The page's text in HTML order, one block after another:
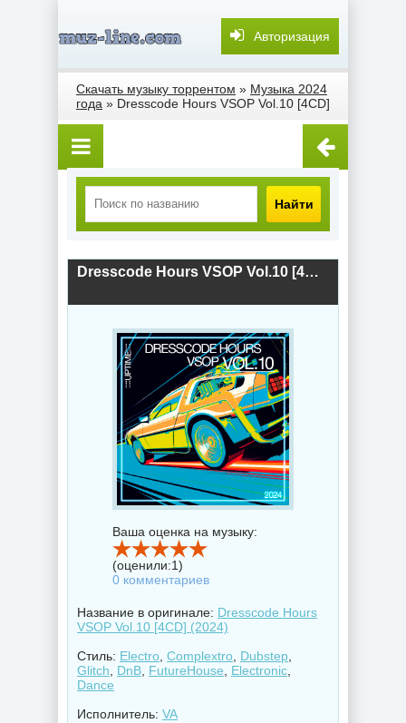
Авторизация
Скачать музыку торрентом » Музыка 2024
года » Dresscode Hours VSOP Vol.10 [4CD]
Найти
Dresscode Hours VSOP Vol.10 [4CD] (2024) скачать торрент
Ваша оценка на музыку:
(оценили:1)
0 комментариев
Название в оригинале: Dresscode Hours
VSOP Vol.10 [4CD] (2024)
Стиль: Electro Complextro Dubstep
Glitch
DnB FutureHouse Electronic
Dance
Исполнитель: VA